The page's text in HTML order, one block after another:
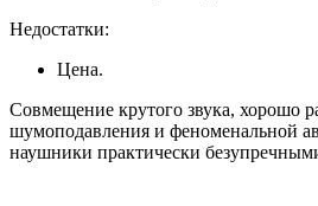
Недостатки:
Цена.
Совмещение крутого звука, хорошо
шумоподавления и феноменальной
наушники практически